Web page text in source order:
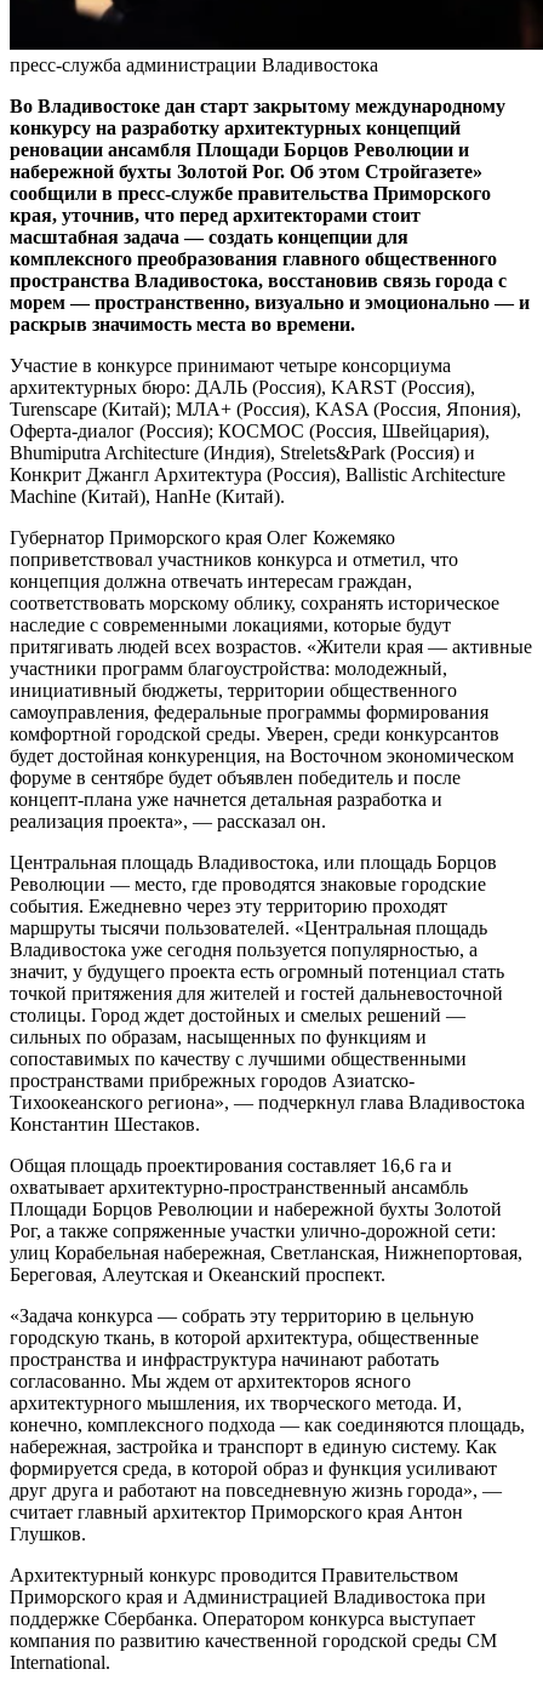
пресс-служба администрации Владивостока
Во Владивостоке дан старт закрытому международному
конкурсу на разработку архитектурных концепций
реновации ансамбля Площади Борцов Революции и
набережной бухты Золотой Рог. Об этом Стройгазете»
сообщили в пресс-службе правительства Приморского
края, уточнив, что перед архитекторами стоит
масштабная задача — создать концепции для
комплексного преобразования главного общественного
пространства Владивостока, восстановив связь города с
морем — пространственно, визуально и эмоционально — и
раскрыв значимость места во времени.
Участие в конкурсе принимают четыре консорциума
архитектурных бюро: ДАЛЬ (Россия), KARST (Россия),
Turenscape (Китай); МЛА+ (Россия), KASA (Россия, Япония),
Оферта-диалог (Россия); КОСМОС (Россия, Швейцария),
Bhumiputra Architecture (Индия), Strelets&Park (Россия) и
Конкрит Джангл Архитектура (Россия), Ballistic Architecture
Machine (Китай), HanHe (Китай).
Губернатор Приморского края Олег Кожемяко
поприветствовал участников конкурса и отметил, что
концепция должна отвечать интересам граждан,
соответствовать морскому облику, сохранять историческое
наследие с современными локациями, которые будут
притягивать людей всех возрастов. «Жители края — активные
участники программ благоустройства: молодежный,
инициативный бюджеты, территории общественного
самоуправления, федеральные программы формирования
комфортной городской среды. Уверен, среди конкурсантов
будет достойная конкуренция, на Восточном экономическом
форуме в сентябре будет объявлен победитель и после
концепт-плана уже начнется детальная разработка и
реализация проекта», — рассказал он.
Центральная площадь Владивостока, или площадь Борцов
Революции — место, где проводятся знаковые городские
события. Ежедневно через эту территорию проходят
маршруты тысячи пользователей. «Центральная площадь
Владивостока уже сегодня пользуется популярностью, а
значит, у будущего проекта есть огромный потенциал стать
точкой притяжения для жителей и гостей дальневосточной
столицы. Город ждет достойных и смелых решений —
сильных по образам, насыщенных по функциям и
сопоставимых по качеству с лучшими общественными
пространствами прибрежных городов Азиатско-
Тихоокеанского региона», — подчеркнул глава Владивостока
Константин Шестаков.
Общая площадь проектирования составляет 16,6 га и
охватывает архитектурно-пространственный ансамбль
Площади Борцов Революции и набережной бухты Золотой
Рог, а также сопряженные участки улично-дорожной сети:
улиц Корабельная набережная, Светланская, Нижнепортовая,
Береговая, Алеутская и Океанский проспект.
«Задача конкурса — собрать эту территорию в цельную
городскую ткань, в которой архитектура, общественные
пространства и инфраструктура начинают работать
согласованно. Мы ждем от архитекторов ясного
архитектурного мышления, их творческого метода. И,
конечно, комплексного подхода — как соединяются площадь,
набережная, застройка и транспорт в единую систему. Как
формируется среда, в которой образ и функция усиливают
друг друга и работают на повседневную жизнь города», —
считает главный архитектор Приморского края Антон
Глушков.
Архитектурный конкурс проводится Правительством
Приморского края и Администрацией Владивостока при
поддержке Сбербанка. Оператором конкурса выступает
компания по развитию качественной городской среды CM
International.